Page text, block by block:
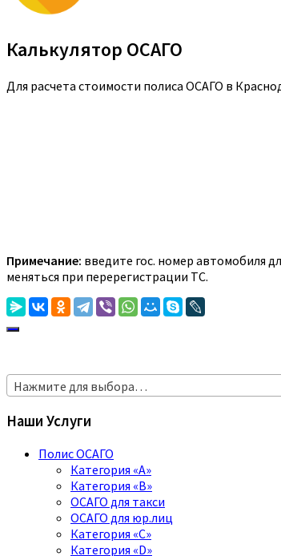
Калькулятор ОСАГО
Для расчета стоимости полиса ОСАГО в
Примечание: введите гос. номер автомобиля
меняться при перерегистрации ТС.
Нажмите для выбора…
Наши Услуги
Полис ОСАГО
Категория «A»
Категория «B»
ОСАГО для такси
ОСАГО для юр.лиц
Категория «C»
Категория «D»